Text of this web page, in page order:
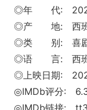
◎年 代:
◎产 地: 西
◎类 别: 喜
◎语 言: 西班
◎上映日期:
◎IMDb评分:
◎IMDb链接: